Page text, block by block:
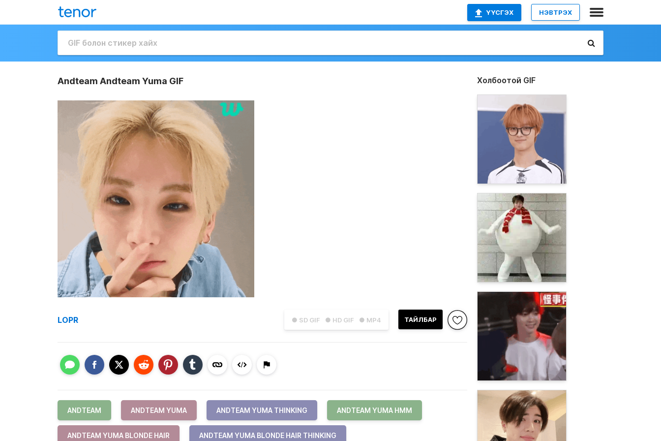
ҮҮСГЭХ НЭВТРЭХ
Andteam Andteam Yuma GIF
● SD GIF ● HD GIF ● MP4 ТАЙЛБАР
LOPR
ANDTEAM ANDTEAM YUMA ANDTEAM YUMA THINKING ANDTEAM YUMA HMM
ANDTEAM YUMA BLONDE HAIR ANDTEAM YUMA BLONDE HAIR THINKING
Холбоотой GIF